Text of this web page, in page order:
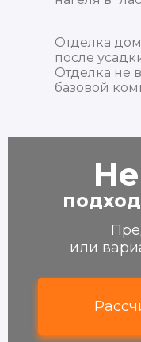
Отделка
после
Отделка не
базовой
или